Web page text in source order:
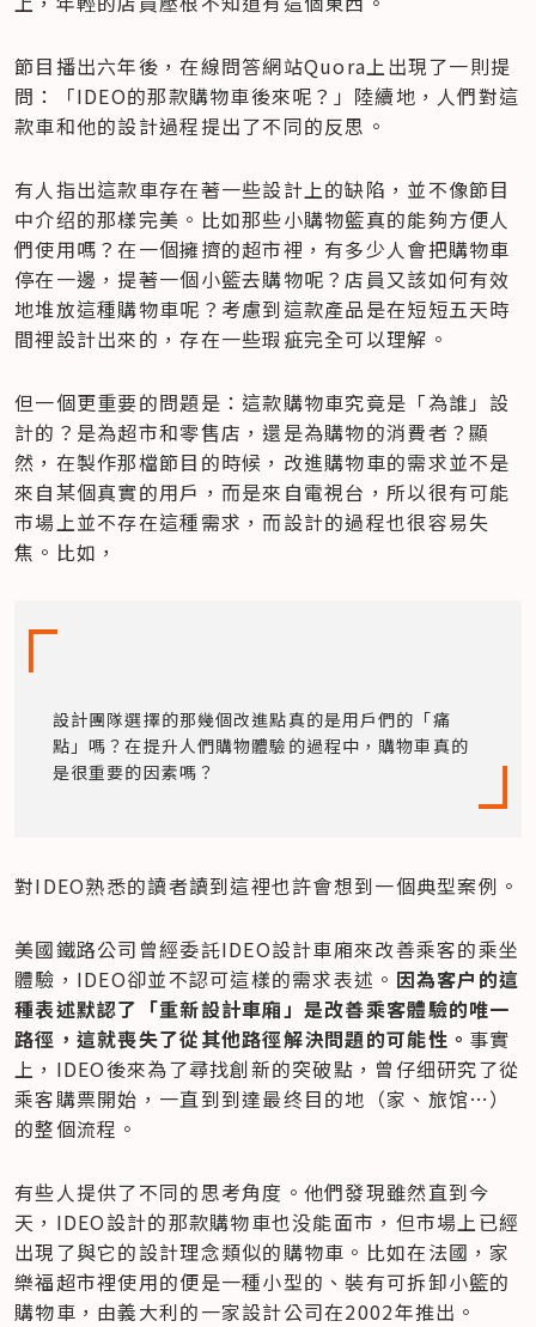
節目播出六年後，在線問答網站Quora上出現了一則提
問：「IDEO的那款購物車後來呢？」陸續地，人們對這
款車和他的設計過程提出了不同的反思。
有人指出這款車存在著一些設計上的缺陷，並不像節目
中介绍的那樣完美。比如那些小購物籃真的能夠方便人
們使用嗎？在一個擁擠的超市裡，有多少人會把購物車
停在一邊，提著一個小籃去購物呢？店員又該如何有效
地堆放這種購物車呢？考慮到這款產品是在短短五天時
間裡設計出來的，存在一些瑕疵完全可以理解。
但一個更重要的問題是：這款購物車究竟是「為誰」設
計的？是為超市和零售店，還是為購物的消費者？顯
然，在製作那檔節目的時候，改進購物車的需求並不是
來自某個真實的用戶，而是來自電視台，所以很有可能
市場上並不存在這種需求，而設計的過程也很容易失
焦。比如，
設計團隊選擇的那幾個改進點真的是用戶們的「痛
點」嗎？在提升人們購物體驗的過程中，購物車真的
是很重要的因素嗎？
對IDEO熟悉的讀者讀到這裡也許會想到一個典型案例。
美國鐵路公司曾經委託IDEO設計車廂來改善乘客的乘坐
體驗，IDEO卻並不認可這樣的需求表述。 因為客户的這
種表述默認了「重新設計車廂」是改善乘客體驗的唯一
路徑，這就喪失了從其他路徑解決問題的可能性。 事實
上，IDEO後來為了尋找創新的突破點，曾仔细研究了從
乘客購票開始，一直到到達最终目的地（家、旅馆…）
的整個流程。
有些人提供了不同的思考角度。他們發現雖然直到今
天，IDEO設計的那款購物車也没能面市，但市場上已經
出現了與它的設計理念類似的購物車。比如在法國，家
樂福超市裡使用的便是一種小型的、裝有可拆卸小籃的
購物車，由義大利的一家設計公司在2002年推出。